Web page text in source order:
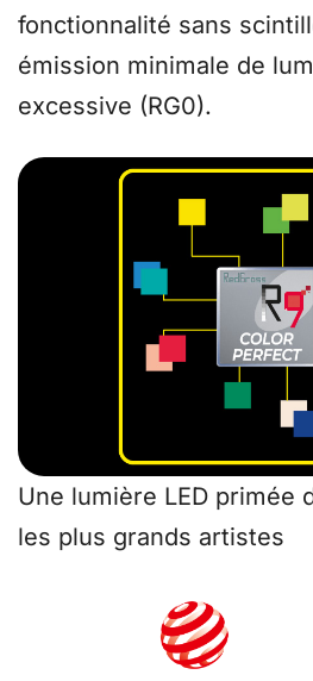
fonctionnalité sans
émission minimale de
excessive (RG0).
Une lumière LED primée
les plus grands artistes